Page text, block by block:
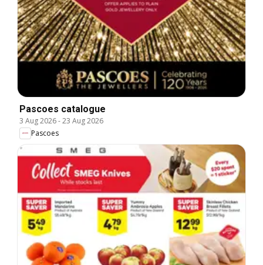
Pascoes catalogue
3 Aug 2026-23 Aug 2026
Pascoes